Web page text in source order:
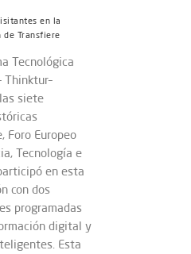
en la
de Transfiere
Tecnológica
Thinktur–
siete
Foro Europeo
Tecnología e
en esta
con dos
programadas
digital y
Esta